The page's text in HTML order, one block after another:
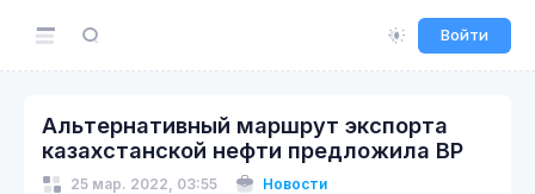
Войти
Альтернативный маршрут экспорта
казахстанской нефти предложила BP
25 мар. 2022, 03:55
Новости